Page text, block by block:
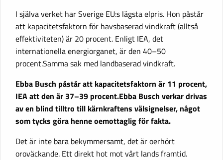
I själva verket har Sverige EU:s lägsta elpris. Hon påstår
att kapacitetsfaktorn för havsbaserad vindkraft (alltså
effektiviteten) är 20 procent. Enligt IEA, det
internationella energiorganet, är den 40–50
procent.Samma sak med landbaserad vindkraft.
Ebba Busch påstår att kapacitetsfaktorn är 11 procent,
IEA att den är 37–39 procent.Ebba Busch verkar drivas
av en blind tilltro till kärnkraftens välsignelser, något
som tycks göra henne oemottaglig för fakta.
Det är inte bara bekymmersamt, det är oerhört
oroväckande. Ett direkt hot mot vårt lands framtid.